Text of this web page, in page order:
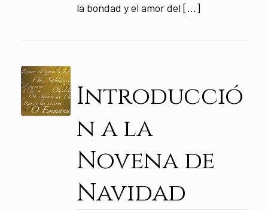
la bondad y el amor del […]
Introducció
n a la
Novena de
Navidad